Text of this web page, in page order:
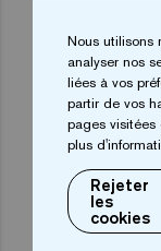
- Un système qui
mosaïque libre
qui se traduit
- a exclusive
malléabilité
de s’adapter à
peut aussi
rapide et simple.
Nous utilisons
analyser nos
liées à vos
partir de vos
pages visitées
plus
Rejeter
les
cookies